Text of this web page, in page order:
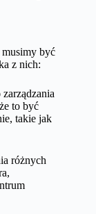
musimy być
z nich:
to być
takie jak
różnych